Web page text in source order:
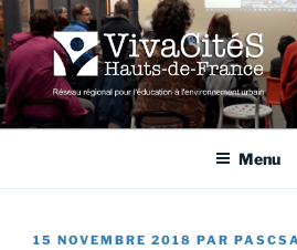
Aller
au
contenu
principal
VIVACITÉS
Réseau régional pour l'éducation à
Menu
PUBLIÉ
15 NOVEMBRE 2018 PAR